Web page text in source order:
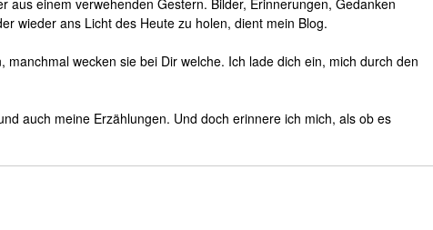
aus einem verwehenden Gestern. Bilder, Erinnerungen, Gedanken
wieder ans Licht des Heute zu holen, dient mein Blog.
manchmal wecken sie bei Dir welche. Ich lade dich ein, mich durch den
auch meine Erzählungen. Und doch erinnere ich mich, als ob es